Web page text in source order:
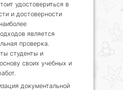
удостовериться в
и достоверности
является
проверка.
студенты и
своих учебных и
документальной